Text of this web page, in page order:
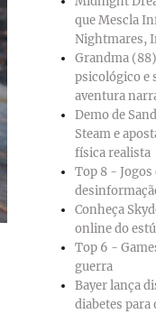
que Mescla
Nightmares,
Grandma
psicológico e
aventura
Demo de
Steam e
física realista
Top 8 -
Conheça
online do
Top 6 -
guerra
Bayer lança
diabetes para